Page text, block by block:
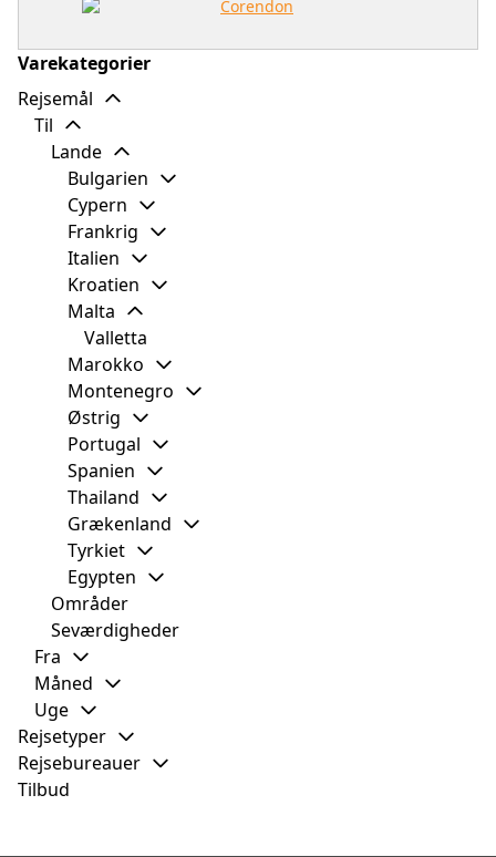
Varekategorier
Rejsemål
Til
Lande
Bulgarien
Cypern
Frankrig
Italien
Kroatien
Malta
Valletta
Marokko
Montenegro
Østrig
Portugal
Spanien
Thailand
Grækenland
Tyrkiet
Egypten
Områder
Seværdigheder
Fra
Måned
Uge
Rejsetyper
Rejsebureauer
Tilbud